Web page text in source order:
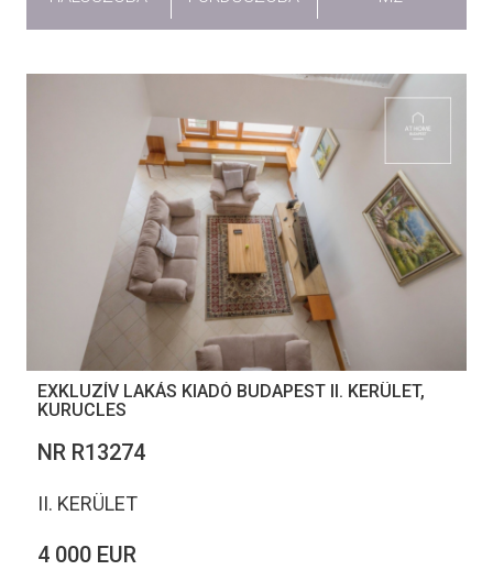
EXKLUZÍV LAKÁS KIADÓ BUDAPEST II. KERÜLET,
KURUCLES
NR R13274
II. KERÜLET
4 000 EUR